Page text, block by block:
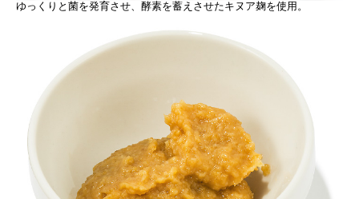
ゆっくりと菌を発育させ、酵素を蓄えさせたキヌア麹を使用。